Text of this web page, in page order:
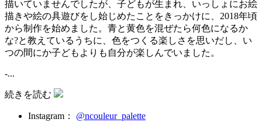
描いていませんでしたが、子どもが生まれ、いっしょにお絵
描きや絵の具遊びをし始じめたことをきっかけに、2018年頃
から制作を始めました。青と黄色を混ぜたら何色になるか
な?と教えているうちに、色をつくる楽しさを思いだし、い
つの間にか子どもよりも自分が楽しんでいました。
-...
続きを読む
Instagram： @ncouleur_palette